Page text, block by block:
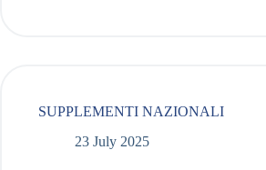
SUPPLEMENTI NAZIONALI
23 July 2025